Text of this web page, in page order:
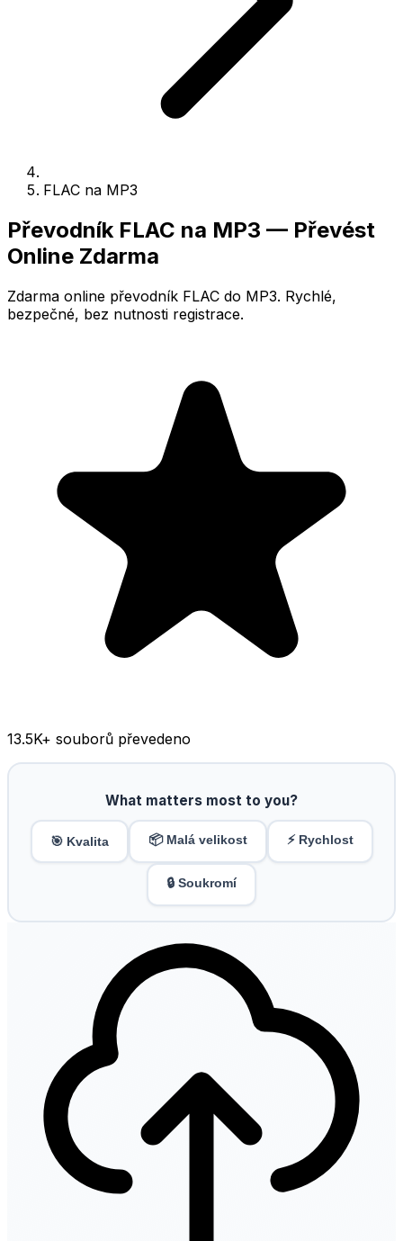
FLAC na MP3
Převodník FLAC na MP3 — Převést
Online Zdarma
Zdarma online převodník FLAC do MP3. Rychlé,
bezpečné, bez nutnosti registrace.
13.5K+ souborů převedeno
What matters most to you?
🎯 Kvalita 📦 Malá velikost ⚡ Rychlost
🔒 Soukromí